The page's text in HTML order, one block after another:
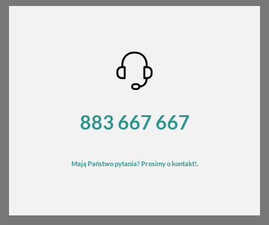
883 667 667
Mają Państwo pytania? Prosimy o kontakt!.